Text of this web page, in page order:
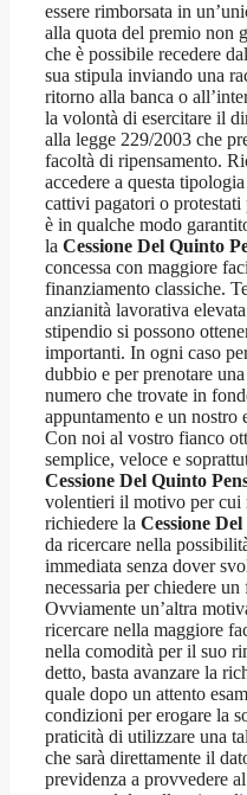
essere rimborsata in
alla quota del premio non
che è possibile recedere
sua stipula inviando una
ritorno alla banca o
la volontà di esercitare il
alla legge 229/2003 che
facoltà di ripensamento.
accedere a questa
cattivi pagatori o
è in qualche modo
la Cessione Del Quinto
concessa con maggiore
finanziamento classiche.
anzianità lavorativa
stipendio si possono
importanti. In ogni caso
dubbio e per prenotare
numero che trovate in
appuntamento e un nostro
Con noi al vostro fianco
semplice, veloce e
Cessione Del Quinto
volentieri il motivo per cui
richiedere la Cessione
da ricercare nella
immediata senza dover
necessaria per chiedere
Ovviamente un’altra
ricercare nella maggiore
nella comodità per il suo
detto, basta avanzare la
quale dopo un attento
condizioni per erogare la
praticità di utilizzare una
che sarà direttamente il
previdenza a provvedere